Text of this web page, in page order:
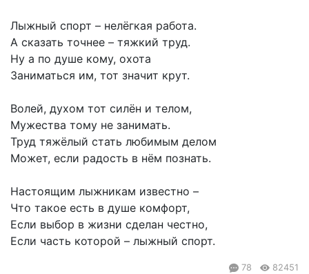
Лыжный спорт – нелёгкая работа.
А сказать точнее – тяжкий труд.
Ну а по душе кому, охота
Заниматься им, тот значит крут.
Волей, духом тот силён и телом,
Мужества тому не занимать.
Труд тяжёлый стать любимым делом
Может, если радость в нём познать.
Настоящим лыжникам известно –
Что такое есть в душе комфорт,
Если выбор в жизни сделан честно,
Если часть которой – лыжный спорт.
78 82451